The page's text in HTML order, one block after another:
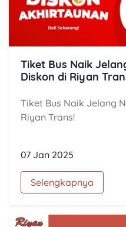
Tiket Bus Naik
Diskon di Riyan
Tiket Bus Naik Jelang
Riyan Trans!
07 Jan 2025
Selengkapnya